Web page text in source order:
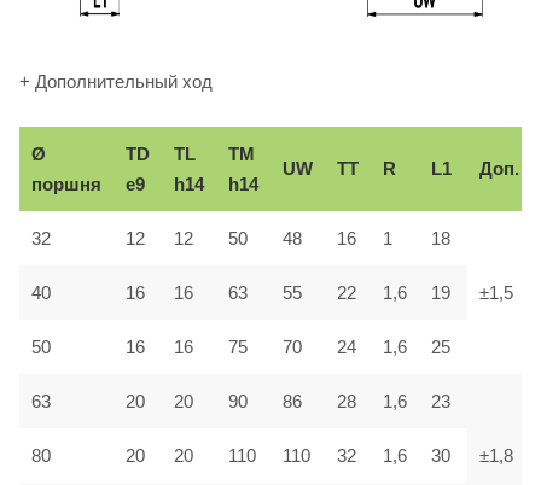
+ Дополнительный ход
Ø
поршня
TD
e9
TL
h14
TM
h14
UW TT R L1 Доп.
32 12 12 50 48 16 1 18
±1,5
40 16 16 63 55 22 1,6 19
50 16 16 75 70 24 1,6 25
63 20 20 90 86 28 1,6 23
±1,8
80 20 20 110 110 32 1,6 30